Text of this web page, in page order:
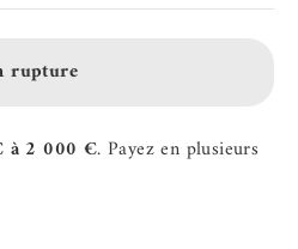
rupture
à 2 000 €. Payez en plusieurs